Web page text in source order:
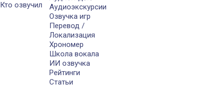
Кто озвучил
Аудиоэкскурсии
Озвучка игр
Перевод /
Локализация
Хрономер
Школа вокала
ИИ озвучка
Рейтинги
Статьи